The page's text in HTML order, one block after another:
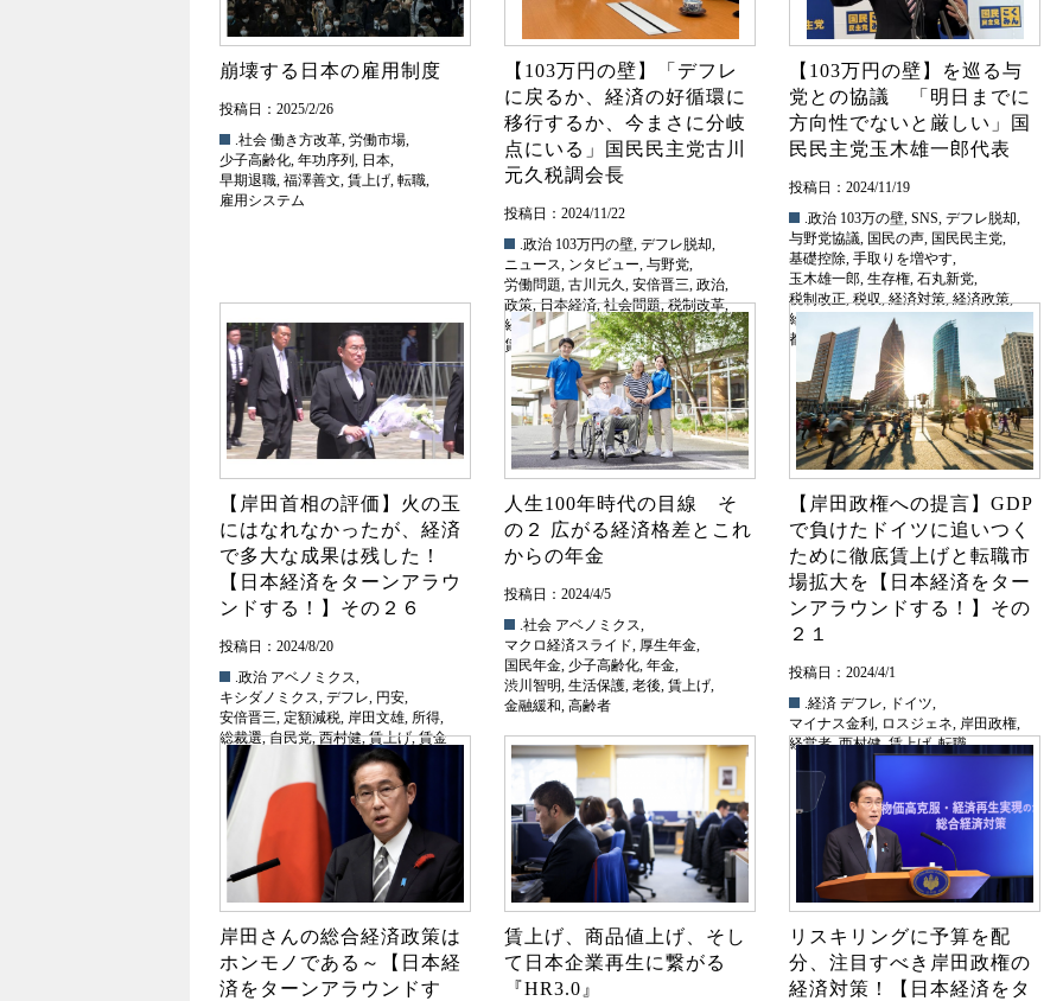
崩壊する日本の雇用制度
投稿日：2025/2/26
.社会 働き方改革, 労働市場,
少子高齢化, 年功序列 , 日本,
早期退職, 福澤善文, 賃上げ, 転職,
雇用システム
【103万円の壁】「デフレ
に戻るか、経済の好循環に
移行するか、今まさに分岐
点にいる」国民民主党古川
元久税調会長
投稿日：2024/11/22
.政治 103万円の壁, デフレ脱却,
ニュース, ンタビュー, 与野党,
労働問題, 古川元久, 安倍晋三, 政治,
政策,日本経済,社会問題,税制改革,
経済 ,経済活性化,編集長が聞く,
賃上げ
【103万円の壁】を巡る与
党との協議 「明日までに
方向性でないと厳しい」国
民民主党玉木雄一郎代表
投稿日：2024/11/19
.政治 103万の壁, SNS, デフレ脱却,
与野党協議, 国民の声, 国民民主党,
基礎控除, 手取りを増やす,
玉木雄一郎, 生存権, 石丸新党,
税制改正,税収,経済対策,経済政策,
給与所得控除
賃上げ
都民ファースト
【岸田首相の評価】火の玉
にはなれなかったが、経済
で多大な成果は残した！
【日本経済をターンアラウ
ンドする！】その２６
投稿日：2024/8/20
.政治 アベノミクス,
キシダノミクス, デフレ, 円安,
安倍晋三, 定額減税, 岸田文雄, 所得,
総裁選,自民党,西村健,賃上げ,賃金
人生100年時代の目線 そ
の２ 広がる経済格差とこれ
からの年金
投稿日：2024/4/5
.社会 アベノミクス,
マクロ経済スライド, 厚生年金,
国民年金, 少子高齢化, 年金,
渋川智明, 生活保護, 老後, 賃上げ,
金融緩和, 高齢者
【岸田政権への提言】GDP
で負けたドイツに追いつく
ために徹底賃上げと転職市
場拡大を【日本経済をター
ンアラウンドする！】その
２１
投稿日：2024/4/1
.経済 デフレ, ドイツ,
マイナス金利 , ロスジェネ, 岸田政権,
経営者,西村健,賃上げ,転職
岸田さんの総合経済政策は
ホンモノである～【日本経
済をターンアラウンドす
賃上げ、商品値上げ、そし
て日本企業再生に繋がる
『HR3.0』
リスキリングに予算を配
分、注目すべき岸田政権の
経済対策！【日本経済をタ